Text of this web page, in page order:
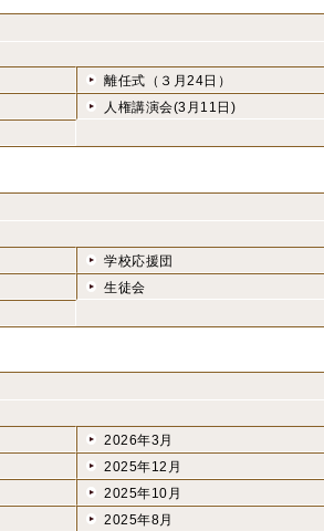
離任式（３月24日）
人権講演会(3月11日)
学校応援団
生徒会
2026年3月
2025年12月
2025年10月
2025年8月